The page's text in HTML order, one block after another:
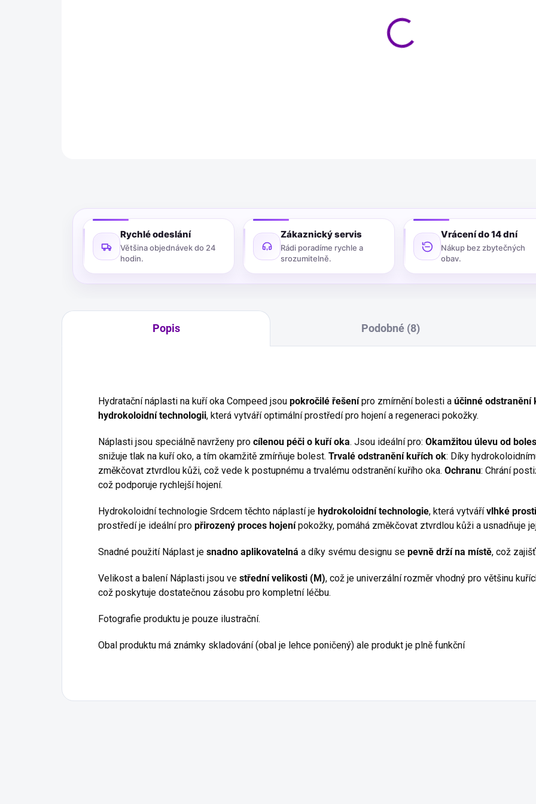
Rychlé odeslání
Většina objednávek do 24
hodin.
Zákaznický servis
Rádi poradíme rychle a
srozumitelně.
Vrácení do 14 dní
Nákup bez zbytečných
obav.
Popis Podobné (8)
Hydratační náplasti na kuří oka Compeed jsou pokročilé řešenípro zmírnění bolesti a účinné odstranění
hydrokoloidní technologii, která vytváří optimální prostředí pro hojení a regeneraci pokožky.
Náplasti jsou speciálně navrženy pro cílenou péči o kuří oka. Jsou ideální pro: Okamžitou úlevu od
snižuje tlak na kuří oko, a tím okamžitě zmírňuje bolest. Trvalé odstranění kuřích ok: Díky
změkčovat ztvrdlou kůži, což vede k postupnému a trvalému odstranění kuřího oka. Ochranu: Chrání
což podporuje rychlejší hojení.
Hydrokoloidní technologie Srdcem těchto náplastí je hydrokoloidní technologie, která vytvářívlhké
prostředí je ideální pro přirozený proces hojenípokožky, pomáhá změkčovat ztvrdlou kůži a usnadňuje
Snadné použití Náplast je snadno aplikovatelná a díky svému designu se pevně drží na místě, což
Velikost a balení Náplasti jsou ve střední velikosti (M), což je univerzální rozměr vhodný pro většinu
což poskytuje dostatečnou zásobu pro kompletní léčbu.
Fotografie produktu je pouze ilustrační.
Obal produktu má známky skladování (obal je lehce poničený) ale produkt je plně funkční